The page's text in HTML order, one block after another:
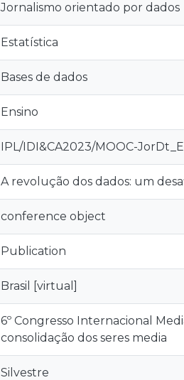
Jornalismo orientado por dados
Estatística
Bases de dados
Ensino
IPL/IDI&CA2023/MOOC-
A revolução dos dados: um
conference object
Publication
Brasil [virtual]
6º Congresso Internacional
consolidação dos seres media
Silvestre